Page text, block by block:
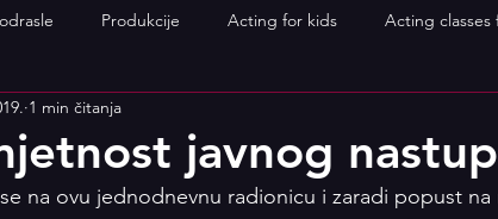
Produkcije Acting for kids Acting classes
za teenagere
Dramske radionice MojaScena MojaScena Online
javnog
1 min čitanja
na ovu jednodnevnu radionicu i zaradi popust